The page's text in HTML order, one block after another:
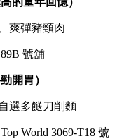
爽彈豬頸肉
號舖
開胃）
選多餸刀削麵
World 3069-T18 號